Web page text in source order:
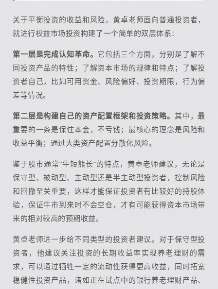
关于平衡投资的收益和风险，黄卓老师面向普通投资者，
就进行权益市场投资构建了一个简单的双层体系：
第一层是完成认知革命。 它包括三个方面，分别是了解不
同投资产品的特性；了解资本市场的规律和特点；了解投
资者自己，比如可用资金、风险偏好、投资期限，行为偏
差等情况。
第二层是构建自己的资产配置框架和投资策略。 其中，最
重要的一条是保住本金，不亏钱；最核心的理念是风险和
收益平衡；通过大类资产配置分散化风险。
鉴于股市通常“牛短熊长”的特点，黄卓老师建议，无论是
保守型、被动型、主动型还是半主动型投资者，控制风险
和回撤至关重要，这样才能保证投资者有比较好的持股体
验，保证牛市到来时不会空仓，才有可能获得资本市场带
来的相对较高的预期收益。
黄卓老师进一步给不同类型的投资者建议。对于保守型投
资者，他建议关注投资的长期收益率实现养老理财的需
求，可以通过牺牲一定的流动性获得更高收益，同时拓宽
稳健性投资产品，诸如正在试点中的银行养老理财产品、